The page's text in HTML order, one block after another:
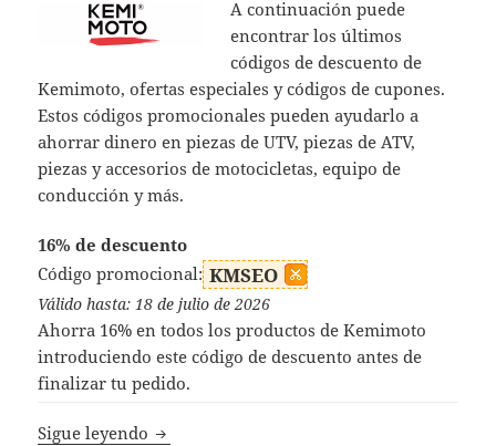
A continuación puede
encontrar los últimos
códigos de descuento de
Kemimoto, ofertas especiales y códigos de cupones.
Estos códigos promocionales pueden ayudarlo a
ahorrar dinero en piezas de UTV, piezas de ATV,
piezas y accesorios de motocicletas, equipo de
conducción y más.
16% de descuento
Código promocional: KMSEO
Válido hasta: 18 de julio de 2026
Ahorra 16% en todos los productos de Kemimoto
introduciendo este código de descuento antes de
finalizar tu pedido.
Sigue leyendo Códigos Descuento Kemimoto